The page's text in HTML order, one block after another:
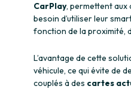
CarPlay, permettent
besoin d’utiliser leur
fonction de la proximité,
L’avantage de cette
véhicule, ce qui évite de
couplés à des cartes